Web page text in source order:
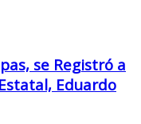
se Registró a
Eduardo